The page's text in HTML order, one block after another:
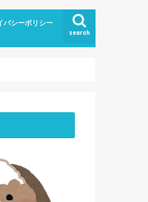
search
バシーポリシー